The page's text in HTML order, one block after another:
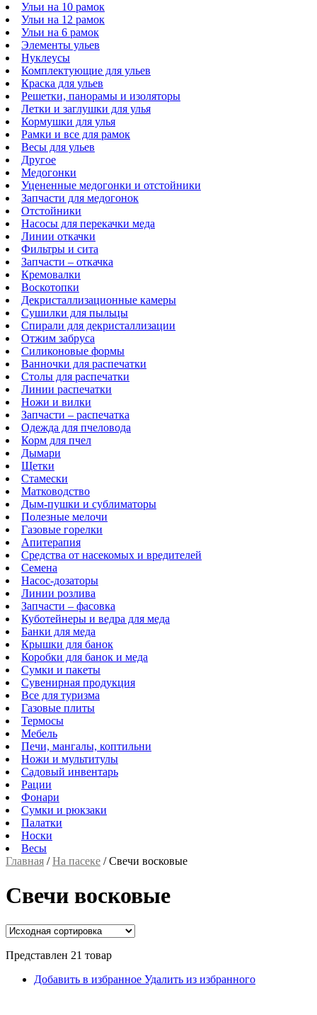
Ульи на 10 рамок
Ульи на 12 рамок
Ульи на 6 рамок
Элементы ульев
Нуклеусы
Комплектующие для ульев
Краска для ульев
Решетки, панорамы и изоляторы
Летки и заглушки для улья
Кормушки для улья
Рамки и все для рамок
Весы для ульев
Другое
Медогонки
Уцененные медогонки и отстойники
Запчасти для медогонок
Отстойники
Насосы для перекачки меда
Линии откачки
Фильтры и сита
Запчасти – откачка
Кремовалки
Воскотопки
Декристаллизационные камеры
Сушилки для пыльцы
Спирали для декристаллизации
Отжим забруса
Силиконовые формы
Ванночки для распечатки
Столы для распечатки
Линии распечатки
Ножи и вилки
Запчасти – распечатка
Одежда для пчеловода
Корм для пчел
Дымари
Щетки
Стамески
Матководство
Дым-пушки и сублиматоры
Полезные мелочи
Газовые горелки
Апитерапия
Средства от насекомых и вредителей
Семена
Насос-дозаторы
Линии розлива
Запчасти – фасовка
Куботейнеры и ведра для меда
Банки для меда
Крышки для банок
Коробки для банок и меда
Сумки и пакеты
Сувенирная продукция
Все для туризма
Газовые плиты
Термосы
Мебель
Печи, мангалы, коптильни
Ножи и мультитулы
Садовый инвентарь
Рации
Фонари
Сумки и рюкзаки
Палатки
Носки
Весы
Главная /На пасеке /Свечи восковые
Свечи восковые
Представлен 21 товар
Добавить в избранное Удалить из избранного